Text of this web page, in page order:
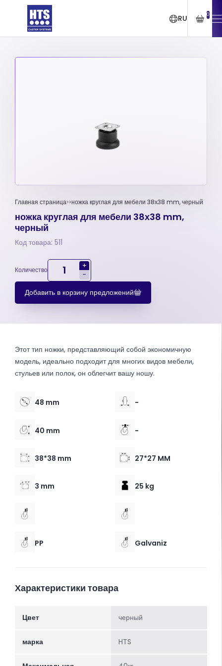
RU 0
Главная страница ножка круглая для мебели 38х38 mm, черный
ножка круглая для мебели 38х38 mm,
черный
Код товара: 511
Количество
+
-
Добавить в корзину предложений
Этот тип ножки, представляющий собой экономичную
модель, идеально подходит для многих видов мебели,
стульев или полок, он облегчит вашу ношу.
48 mm -
40 mm -
38*38 mm 27*27 MM
3 mm 25 kg
PP Galvaniz
Характеристики товара
Цвет черный
марка HTS